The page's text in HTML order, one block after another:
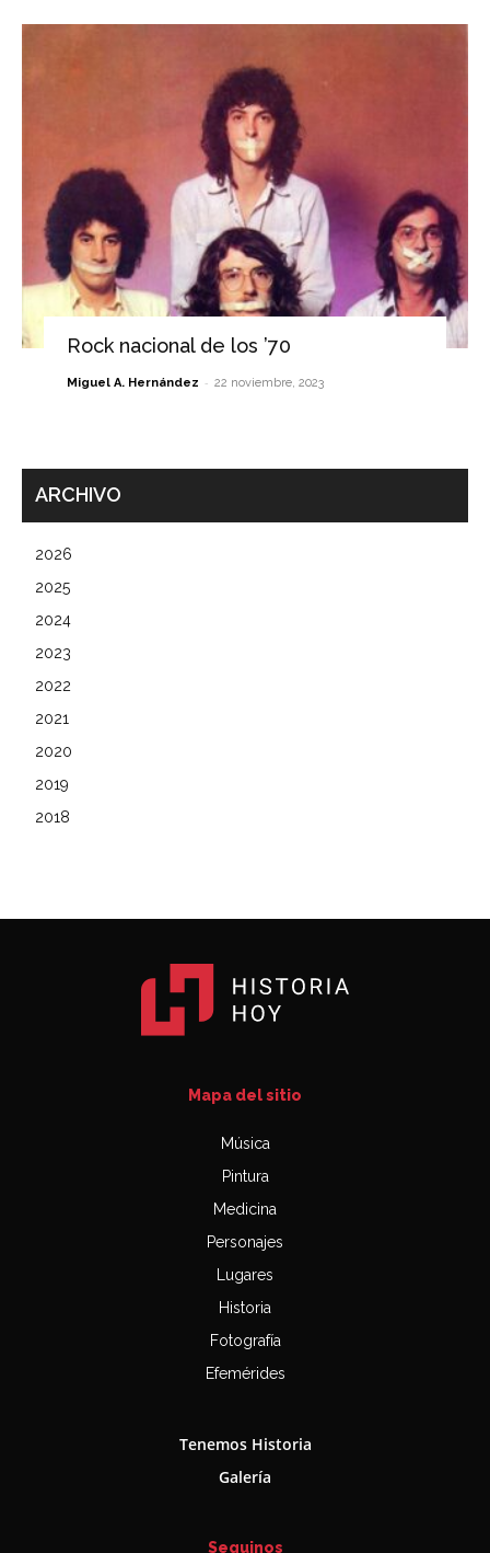
Rock nacional de los ’70
Miguel A. Hernández - 22 noviembre, 2023
ARCHIVO
2026
2025
2024
2023
2022
2021
2020
2019
2018
Mapa del sitio
Música
Pintura
Medicina
Personajes
Lugares
Historia
Fotografía
Efemérides
Tenemos Historia
Galería
Seguinos